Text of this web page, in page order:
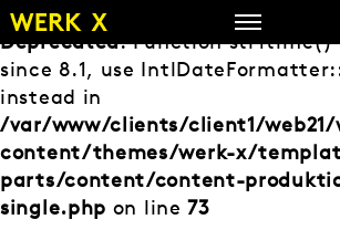
Zum
Inhalt
springen
Deprecated: Function strftime()
since 8.1, use
instead in
/var/www/clients/client1/
content/themes/werk-x/
parts/content/content-
single.php on line73